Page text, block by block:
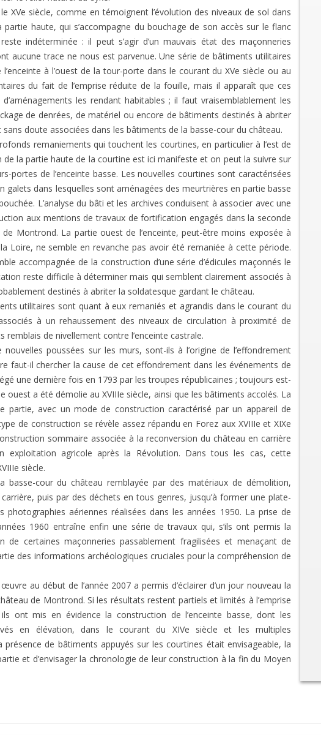
XVe siècle, comme en témoignent l’évolution des niveaux de sol dans
haute, qui s’accompagne du bouchage de son accès sur le flanc
indéterminée : il peut s’agir d’un mauvais état des maçonneries
aucune trace ne nous est parvenue. Une série de bâtiments utilitaires
à l’ouest de la tour-porte dans le courant du XVe siècle ou au
du fait de l’emprise réduite de la fouille, mais il apparaît que ces
les rendant habitables ; il faut vraisemblablement les
de denrées, de matériel ou encore de bâtiments destinés à abriter
doute associées dans les bâtiments de la basse-cour du château.
remaniements qui touchent les courtines, en particulier à l’est de
la partie haute de la courtine est ici manifeste et on peut la suivre sur
portes de l’enceinte basse. Les nouvelles courtines sont caractérisées
galets dans lesquelles sont aménagées des meurtrières en partie basse
L’analyse du bâti et les archives conduisent à associer avec une
aux mentions de travaux de fortification engagés dans la seconde
Montrond. La partie ouest de l’enceinte, peut-être moins exposée à
Loire, ne semble en revanche pas avoir été remaniée à cette période.
accompagnée de la construction d’une série d’édicules maçonnés le
reste difficile à déterminer mais qui semblent clairement associés à
destinés à abriter la soldatesque gardant le château.
utilitaires sont quant à eux remaniés et agrandis dans le courant du
à un rehaussement des niveaux de circulation à proximité de
remblais de nivellement contre l’enceinte castrale.
poussées sur les murs, sont-ils à l’origine de l’effondrement
faut-il chercher la cause de cet effondrement dans les événements de
une dernière fois en 1793 par les troupes républicaines ; toujours est-
a été démolie au XVIIIe siècle, ainsi que les bâtiments accolés. La
partie, avec un mode de construction caractérisé par un appareil de
de construction se révèle assez répandu en Forez aux XVIIIe et XIXe
sommaire associée à la reconversion du château en carrière
exploitation agricole après la Révolution. Dans tous les cas, cette
siècle.
basse-cour du château remblayée par des matériaux de démolition,
puis par des déchets en tous genres, jusqu’à former une plate-
aériennes réalisées dans les années 1950. La prise de
1960 entraîne enfin une série de travaux qui, s’ils ont permis la
de certaines maçonneries passablement fragilisées et menaçant de
des informations archéologiques cruciales pour la compréhension de
au début de l’année 2007 a permis d’éclairer d’un jour nouveau la
de Montrond. Si les résultats restent partiels et limités à l’emprise
ont mis en évidence la construction de l’enceinte basse, dont les
en élévation, dans le courant du XIVe siècle et les multiples
présence de bâtiments appuyés sur les courtines était envisageable, la
et d’envisager la chronologie de leur construction à la fin du Moyen